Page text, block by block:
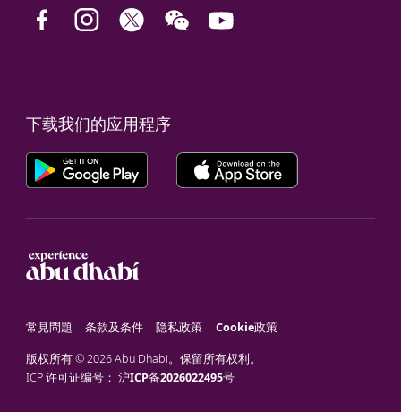
下载我们的应用程序
常見問題 条款及条件 隐私政策 Cookie政策
版权所有 © 2026 Abu Dhabi。保留所有权利。
ICP 许可证编号： 沪ICP备2026022495号